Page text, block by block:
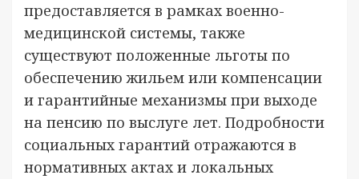
предоставляется в рамках военно-
медицинской системы, также
существуют положенные льготы по
обеспечению жильем или компенсации
и гарантийные механизмы при выходе
на пенсию по выслуге лет. Подробности
социальных гарантий отражаются в
нормативных актах и локальных